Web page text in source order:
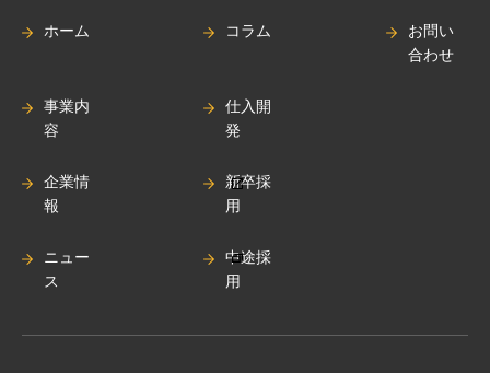
ホーム
事業内
容
企業情
報
ニュー
ス
コラム
仕入開
発
新卒採
用
中途採
用
お問い
合わせ